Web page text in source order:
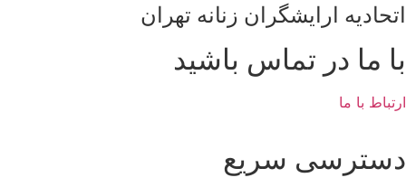
اتحادیه ارایشگران زنانه تهران
با ما در تماس باشید
ارتباط با ما
دسترسی سریع